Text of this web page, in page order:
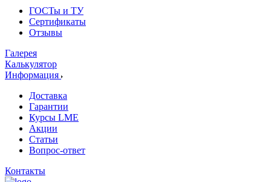
ГОСТы и ТУ
Сертификаты
Отзывы
Галерея
Калькулятор
Информация
Доставка
Гарантии
Курсы LME
Акции
Статьи
Вопрос-ответ
Контакты